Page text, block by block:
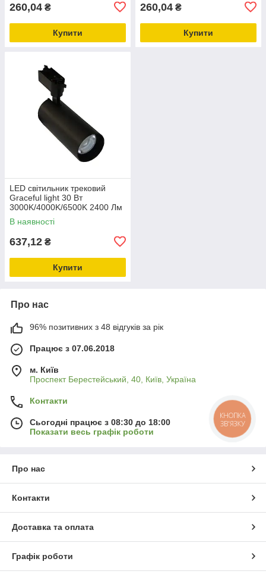
260,04 ₴
Купити
260,04 ₴
Купити
LED світильник трековий
Graceful light 30 Вт
3000K/4000K/6500K 2400 Лм
, чорний
В наявності
637,12 ₴
Купити
Про нас
96% позитивних з 48 відгуків за рік
Працює з 07.06.2018
м. Київ
Проспект Берестейський, 40, Київ, Україна
Контакти
Сьогодні працює з 08:30 до 18:00
Показати весь графік роботи
Про нас
Контакти
Доставка та оплата
Графік роботи
КНОПКА
ЗВ'ЯЗКУ